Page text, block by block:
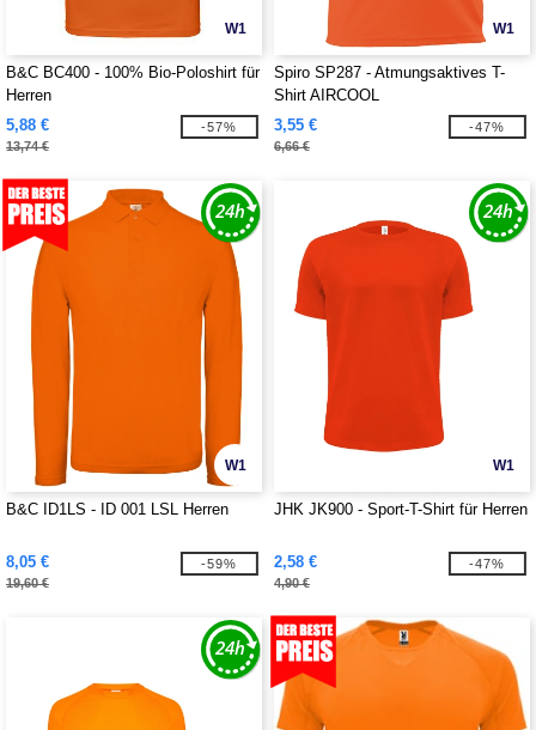
W1
B&C BC400 - 100% Bio-Poloshirt für
Herren
5,88 €
13,74 €
-57%
W1
Spiro SP287 - Atmungsaktives T-
Shirt AIRCOOL
3,55 €
6,66 €
-47%
W1
B&C ID1LS - ID 001 LSL Herren
8,05 €
19,60 €
-59%
W1
JHK JK900 - Sport-T-Shirt für Herren
2,58 €
4,90 €
-47%